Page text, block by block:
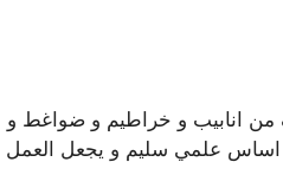
من انابيب و خراطيم و ضواغط و
اساس علمي سليم و يجعل العمل